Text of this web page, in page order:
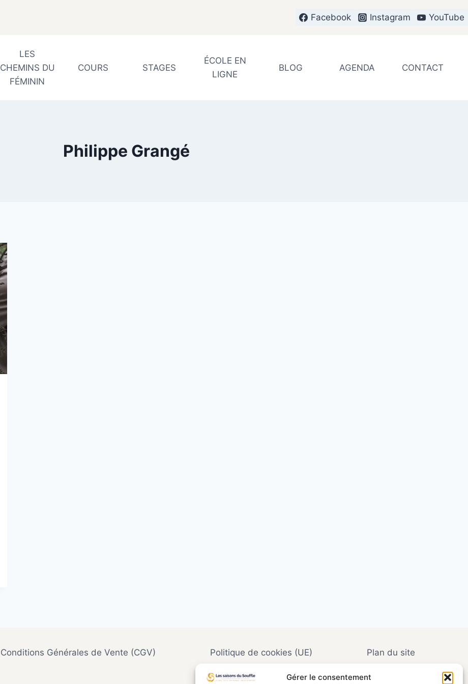
Gérer le consentement
Facebook Instagram YouTube
LES
CHEMINS DU
FÉMININ
COURS STAGES
ÉCOLE EN
LIGNE
BLOG AGENDA CONTACT
Philippe Grangé
Conditions Générales de Vente (CGV) Politique de cookies (UE) Plan du site